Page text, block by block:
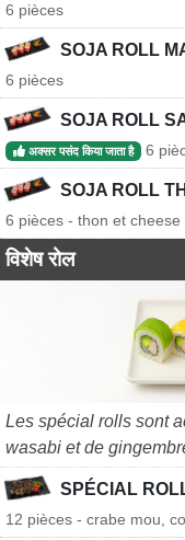
6 pièces
SOJA ROLL
6 pièces
SOJA ROLL
अक्सर पसंद किया जाता है 6
SOJA ROLL
6 pièces - thon et cheese
विशेष रोल
Les spécial rolls sont
wasabi et de
SPÉCIAL
12 pièces - crabe mou,